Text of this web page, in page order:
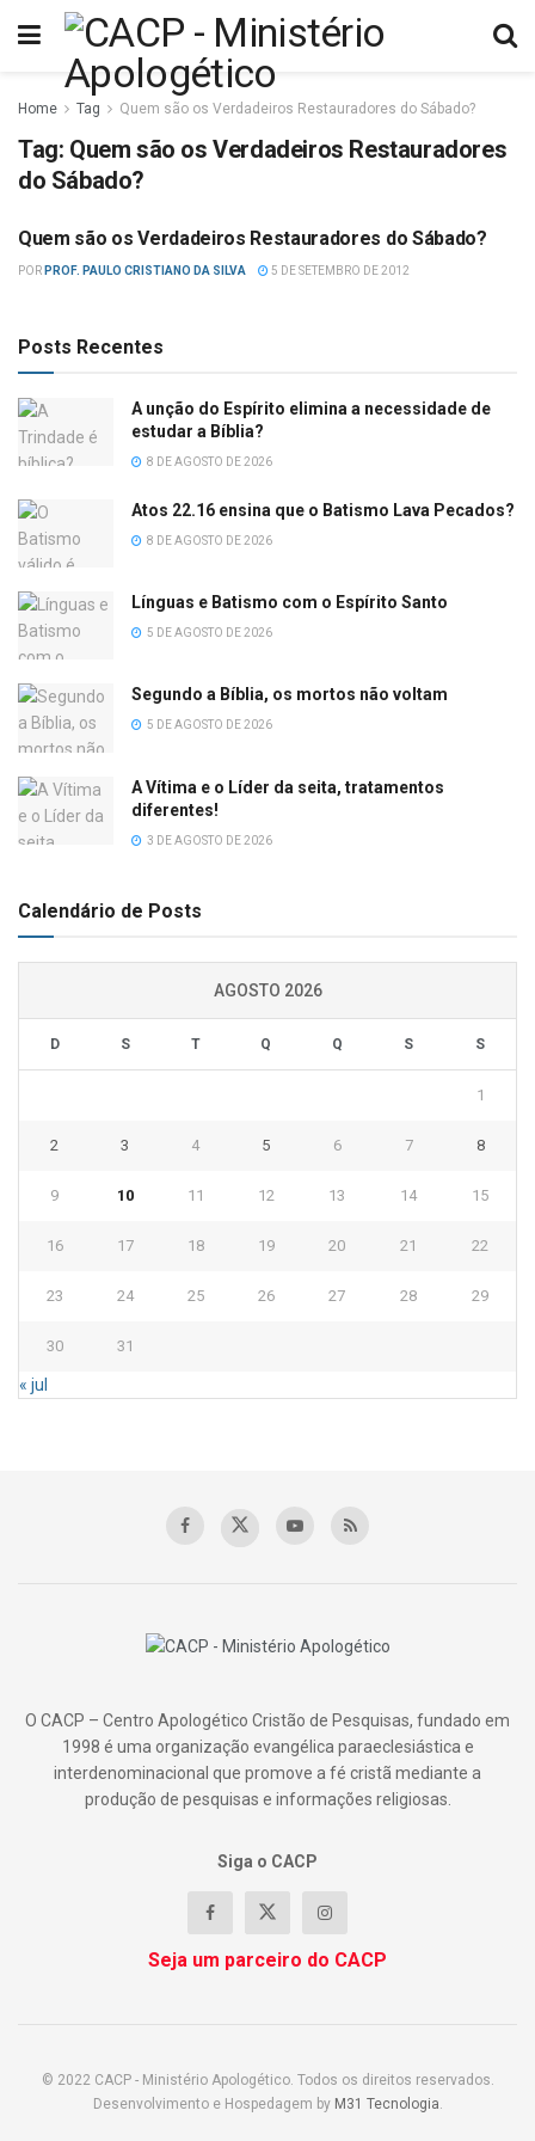
Home Tag Quem são os Verdadeiros Restauradores do Sábado?
Tag: Quem são os Verdadeiros Restauradores
do Sábado?
ADVENTISMO
Quem são os Verdadeiros Restauradores do Sábado?
POR PROF. PAULO CRISTIANO DA SILVA 5 DE SETEMBRO DE 2012
Posts Recentes
A unção do Espírito elimina a necessidade de
estudar a Bíblia?
8 DE AGOSTO DE 2026
Atos 22.16 ensina que o Batismo Lava Pecados?
8 DE AGOSTO DE 2026
Línguas e Batismo com o Espírito Santo
5 DE AGOSTO DE 2026
Segundo a Bíblia, os mortos não voltam
5 DE AGOSTO DE 2026
A Vítima e o Líder da seita, tratamentos
diferentes!
3 DE AGOSTO DE 2026
Calendário de Posts
AGOSTO 2026
D S T Q Q S S
1
2 3 4 5 6 7 8
9 10 11 12 13 14 15
16 17 18 19 20 21 22
23 24 25 26 27 28 29
30 31
« jul
O CACP – Centro Apologético Cristão de Pesquisas, fundado em
1998 é uma organização evangélica paraeclesiástica e
interdenominacional que promove a fé cristã mediante a
produção de pesquisas e informações religiosas.
Siga o CACP
Seja um parceiro do CACP
© 2022 CACP - Ministério Apologético. Todos os direitos reservados.
Desenvolvimento e Hospedagem by M31 Tecnologia.